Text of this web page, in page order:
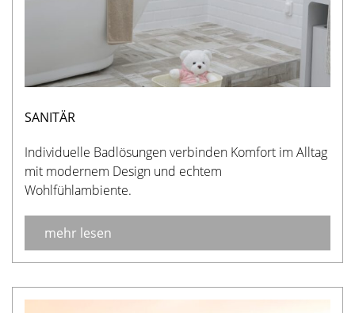
SANITÄR
Individuelle Badlösungen verbinden Komfort im Alltag
mit modernem Design und echtem
Wohlfühlambiente.
mehr lesen